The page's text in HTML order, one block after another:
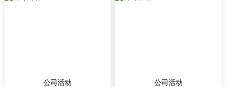
公司活动 公司活动